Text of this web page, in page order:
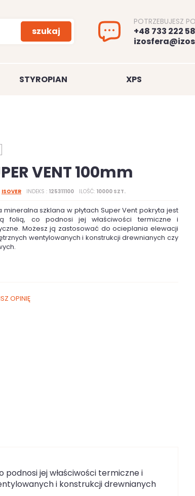
szukaj
POTRZEBUJESZ
+48 733 222
STYROPIAN XPS
VENT 100mm
ISOVER INDEKS 125311100 ILOŚĆ 10000 SZT.
mineralna szklana w płytach Super Vent pokryta jest
folią, co podnosi jej właściwości termiczne i
Możesz ją zastosować do ocieplania elewacji
wentylowanych i konstrukcji drewnianych czy
OPINIĘ
jej właściwości termiczne i
i konstrukcji drewnianych